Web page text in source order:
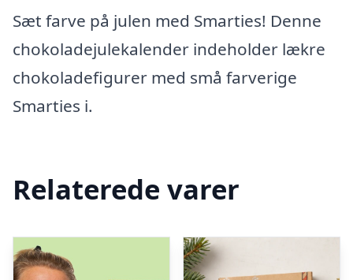
Sæt farve på julen med Smarties! Denne
chokoladejulekalender indeholder lækre
chokoladefigurer med små farverige
Smarties i.
Relaterede varer